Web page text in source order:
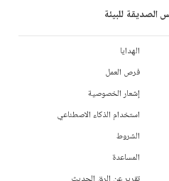
الصديقة للبيئة
الهدايا
فرص العمل
إشعار الخصوصية
استخدام الذكاء الاصطناعي
الشروط
المساعدة